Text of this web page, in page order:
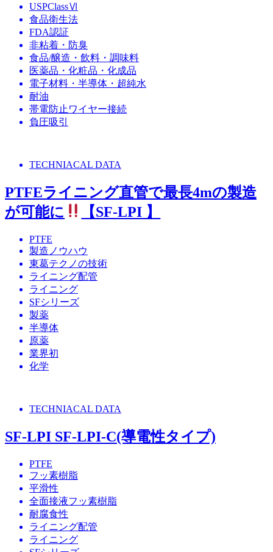
USPClassⅥ
食品衛生法
FDA認証
非粘着・防臭
食品/醸造・飲料・調味料
医薬品・化粧品・化成品
電子材料・半導体・超純水
耐油
帯電防止ワイヤー接続
負圧吸引
TECHNIACAL DATA
PTFEライニング直管で最長4mの製造
が可能に
【SF-LPI 】
PTFE
製造ノウハウ
東葛テクノの技術
ライニング配管
ライニング
SFシリーズ
製薬
半導体
原薬
業界初
化学
TECHNIACAL DATA
SF-LPI SF-LPI-C(導電性タイプ)
PTFE
フッ素樹脂
平滑性
全面接液フッ素樹脂
耐腐食性
ライニング配管
ライニング